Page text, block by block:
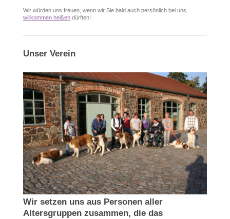
Wir würden uns freuen, wenn wir Sie bald auch persönlich bei uns
willkommen heißen dürften!
Unser Verein
Wir setzen uns aus Personen aller
Altersgruppen zusammen, die das